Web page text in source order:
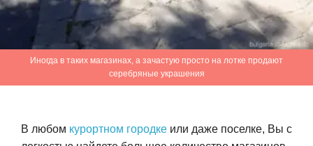
Иногда в таких магазинах, а зачастую просто на лотке продают
серебряные украшения
В любом курортном городке или даже поселке, Вы с